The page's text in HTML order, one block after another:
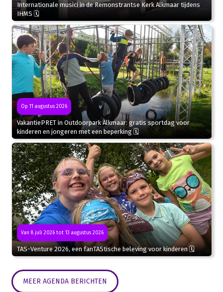
Internationale musici in de Remonstrantse Kerk Alkmaar tijdens
IHMS 🗓
Op 11 augustus 2026
VakantiePRET in Outdoorpark Alkmaar: gratis sportdag voor
kinderen en jongeren met een beperking 🗓
Van 8 juli 2026 tot 13 augustus 2026
TAS-Venture 2026, een fanTAStische beleving voor kinderen 🗓
MEER AGENDA BERICHTEN